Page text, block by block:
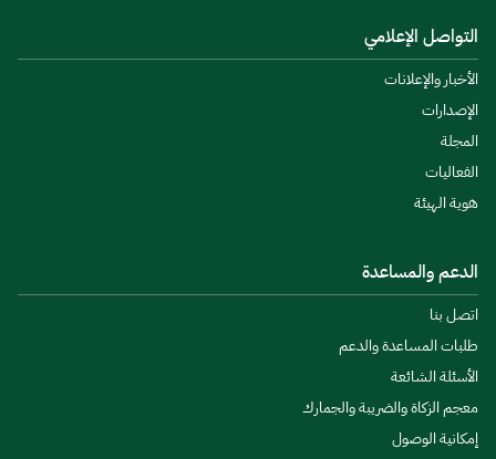
التواصل الإعلامي
الأخبار والإعلانات
الإصدارات
المجلة
الفعاليات
هوية الهيئة
الدعم والمساعدة
اتصل بنا
طلبات المساعدة والدعم
الأسئلة الشائعة
معجم الزكاة والضريبة والجمارك
إمكانية الوصول